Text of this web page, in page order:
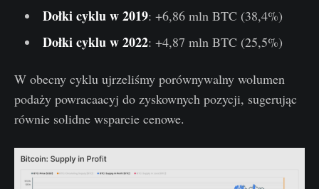
Dołki cyklu w 2019: +6,86 mln BTC (38,4%)
Dołki cyklu w 2022: +4,87 mln BTC (25,5%)
W obecny cyklu ujrzeliśmy porównywalny wolumen
podaży powracaacyj do zyskownych pozycji, sugerując
równie solidne wsparcie cenowe.